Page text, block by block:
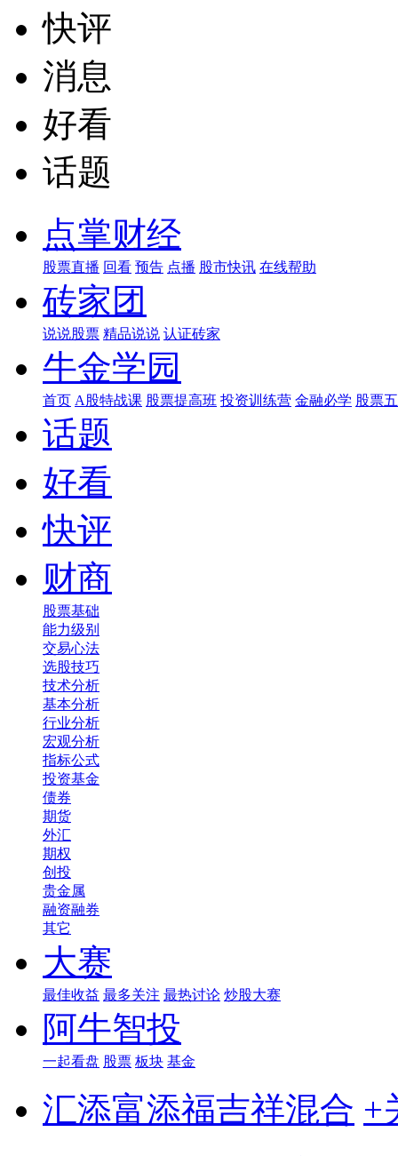
快评
消息
好看
话题
点掌财经
股票直播 回看 预告 点播 股市快讯 在线帮助
砖家团
说说股票 精品说说 认证砖家
牛金学园
首页 A股特战课 股票提高班 投资训练营 金融必学 股票
话题
好看
快评
财商
股票基础
能力级别
交易心法
选股技巧
技术分析
基本分析
行业分析
宏观分析
指标公式
投资基金
债券
期货
外汇
期权
创投
贵金属
融资融券
其它
大赛
最佳收益 最多关注 最热讨论 炒股大赛
阿牛智投
一起看盘 股票 板块 基金
汇添富添福吉祥混合 +